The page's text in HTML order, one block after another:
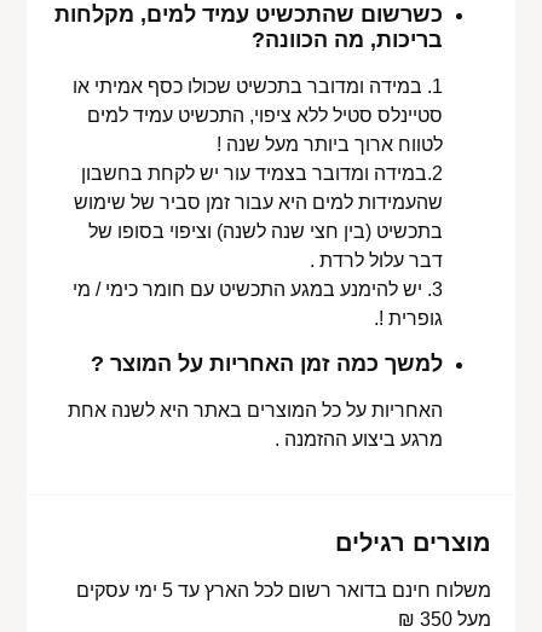
כשרשום שהתכשיט עמיד למים, מקלחות
בריכות, מה הכוונה?
1. במידה ומדובר בתכשיט שכולו כסף אמיתי או
סטיינלס סטיל ללא ציפוי, התכשיט עמיד למים
לטווח ארוך ביותר מעל שנה !
2.במידה ומדובר בצמיד עור יש לקחת בחשבון
שהעמידות למים היא עבור זמן סביר של שימוש
בתכשיט (בין חצי שנה לשנה) וציפוי בסופו של
דבר עלול לרדת .
3. יש להימנע במגע התכשיט עם חומר כימי / מי
גופרית !.
למשך כמה זמן האחריות על המוצר ?
האחריות על כל המוצרים באתר היא לשנה אחת
מרגע ביצוע ההזמנה .
מוצרים רגילים
משלוח חינם בדואר רשום לכל הארץ עד 5 ימי עסקים
מעל 350 ₪